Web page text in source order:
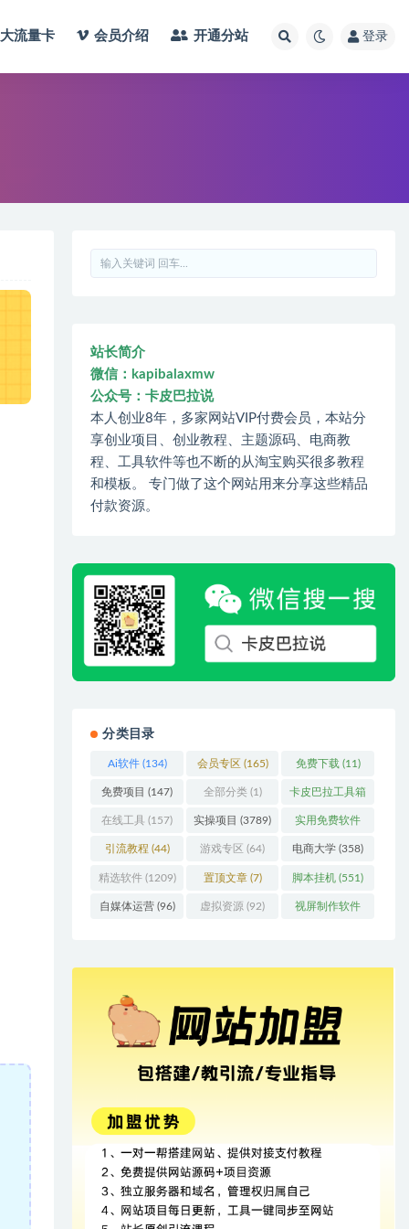
大流量卡 会员介绍 开通分站 登录
站长简介
微信：kapibalaxmw
公众号：卡皮巴拉说
本人创业8年，多家网站VIP付费会员，本站分
享创业项目、创业教程、主题源码、电商教
程、工具软件等也不断的从淘宝购买很多教程
和模板。 专门做了这个网站用来分享这些精品
付款资源。
分类目录
Ai软件(134) 会员专区 (165) 免费下载 (11)
免费项目 (147) 全部分类(1) 卡皮巴拉工具箱
(3)
在线工具 (157) 实操项目 (3789) 实用免费软件
(415)
引流教程 (44) 游戏专区 (64) 电商大学 (358)
精选软件(1209) 置顶文章(7) 脚本挂机 (551)
自媒体运营(96) 虚拟资源 (92) 视屏制作软件